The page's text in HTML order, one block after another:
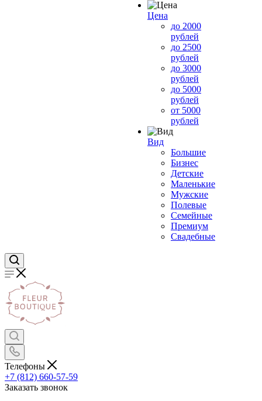
Цена
до 2000
рублей
до 2500
рублей
до 3000
рублей
до 5000
рублей
от 5000
рублей
Вид
Большие
Бизнес
Детские
Маленькие
Мужские
Полевые
Семейные
Премиум
Свадебные
Телефоны
+7 (812) 660-57-59
Заказать звонок